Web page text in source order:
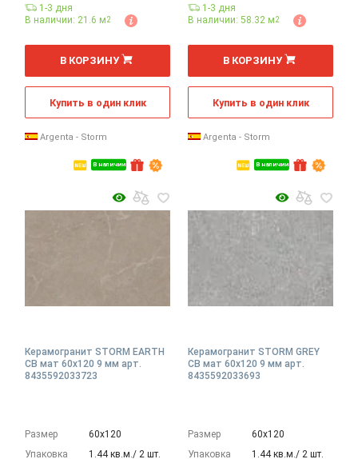
В наличии
1-3 дня
В наличии: 21.6 м2
м
В КОРЗИНУ
Купить в один клик
Argenta - Storm
В наличии
1-3 дня
В наличии: 58.32 м2
м
В КОРЗИНУ
Купить в один клик
Argenta - Storm
Керамогранит STORM EARTH
CB мат 60x120 9 мм арт.
8435592033723
Размер
60х120
Упаковка
1.44 кв.м./ 2 шт.
Керамогранит STORM GREY
CB мат 60x120 9 мм арт.
8435592033693
Размер
60х120
Упаковка
1.44 кв.м./ 2 шт.